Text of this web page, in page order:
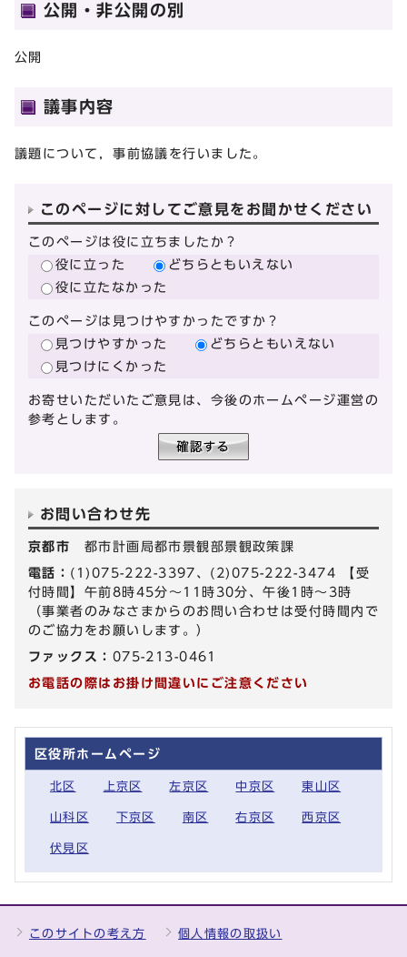
公開・非公開の別
公開
議事内容
議題について，事前協議を行いました。
このページに対してご意見をお聞かせください
このページは役に立ちましたか？
役に立った
どちらともいえない
役に立たなかった
このページは見つけやすかったですか？
見つけやすかった
どちらともいえない
見つけにくかった
お寄せいただいたご意見は、今後のホームページ運営の
参考とします。
お問い合わせ先
京都市 都市計画局都市景観部景観政策課
電話： (1)075-222-3397、(2)075-222-3474 【受
付時間】午前8時45分～11時30分、午後1時～3時
（事業者のみなさまからのお問い合わせは受付時間内で
のご協力をお願いします。）
ファックス： 075-213-0461
お電話の際はお掛け間違いにご注意ください
区役所ホームページ
北区 上京区 左京区 中京区 東山区
山科区 下京区 南区 右京区 西京区
伏見区
このサイトの考え方 個人情報の取扱い